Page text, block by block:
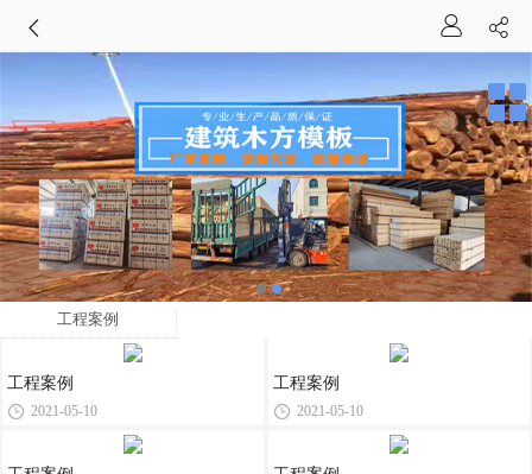
工程案例
工程案例
2021-05-10
工程案例
2021-05-10